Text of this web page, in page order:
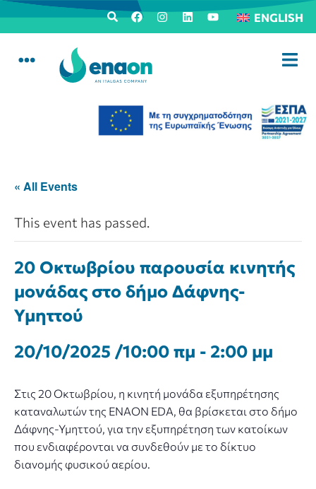
ENGLISH
« All Events
This event has passed.
20 Οκτωβρίου παρουσία κινητής
μονάδας στο δήμο Δάφνης-
Υμηττού
20/10/2025 /10:00 πμ - 2:00 μμ
Στις 20 Οκτωβρίου, η κινητή μονάδα εξυπηρέτησης
καταναλωτών της ENAON EDA, θα βρίσκεται στο δήμο
Δάφνης-Υμηττού, για την εξυπηρέτηση των κατοίκων
που ενδιαφέρονται να συνδεθούν με το δίκτυο
διανομής φυσικού αερίου.